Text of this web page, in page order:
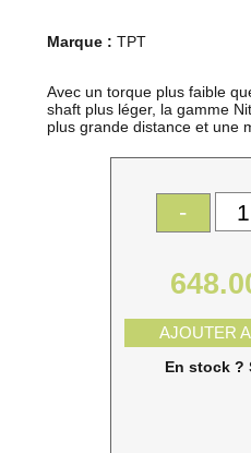
Marque : TPT
Avec un torque plus faible
shaft plus léger, la gamme
plus grande distance et une
-
AJOUTER
En stock ?